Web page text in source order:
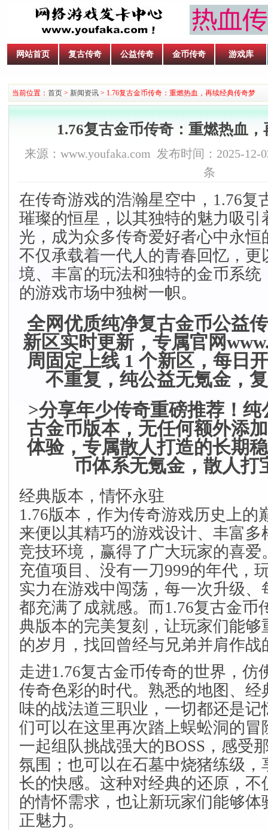
网站首页 复古传奇 公益传奇 金币传奇 游戏库
当前位置： 首页 > 新闻资讯 > 1.76复古金币传奇：重燃热血，再续经典传奇梦
1.76复古金币传奇：重燃热血
来源：www.youfaka.com 发布时间：2025-12-
条
在传奇游戏的浩瀚星空中，1.76复
璀璨的恒星，以其独特的魅力吸引
光，成为众多传奇爱好者心中永恒
不仅承载着一代人的青春回忆，更
境、丰富的玩法和独特的金币系统
的游戏市场中独树一帜。
全网优质纯净复古金币公益
新区实时更新，专属官网
周固定上线 1 个新区，每日
不重复，纯公益无氪金，
>分享年少传奇重磅推荐！纯
古金币版本，无任何额外添
体验，专属散人打造的长期
币体系无氪金，散人打
经典版本，情怀永驻
1.76版本，作为传奇游戏历史上的
来便以其精巧的游戏设计、丰富多
竞技环境，赢得了广大玩家的喜爱
充值项目、没有一刀999的年代，
实力在游戏中闯荡，每一次升级、
都充满了成就感。而1.76复古金币
典版本的完美复刻，让玩家们能够
的岁月，找回曾经与兄弟并肩作战
走进1.76复古金币传奇的世界，仿
传奇色彩的时代。熟悉的地图、经
味的战法道三职业，一切都还是
们可以在这里再次踏上蜈蚣洞的冒
一起组队挑战强大的BOSS，感受
氛围；也可以在石墓中烧猪练级，
长的快感。这种对经典的还原，不
的情怀需求，也让新玩家们能够体
正魅力。